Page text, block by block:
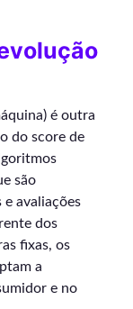
é outra
do score de
são
e avaliações
dos
fixas, os
a
e no